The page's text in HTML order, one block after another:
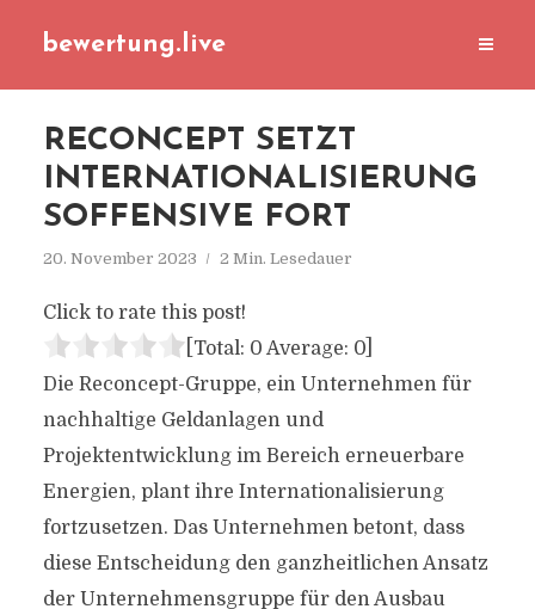
bewertung.live
RECONCEPT SETZT
INTERNATIONALISIERUNG
SOFFENSIVE FORT
20. November 2023 2 Min. Lesedauer
Click to rate this post!
[Total: 0 Average: 0]
Die Reconcept-Gruppe, ein Unternehmen für
nachhaltige Geldanlagen und
Projektentwicklung im Bereich erneuerbare
Energien, plant ihre Internationalisierung
fortzusetzen. Das Unternehmen betont, dass
diese Entscheidung den ganzheitlichen Ansatz
der Unternehmensgruppe für den Ausbau